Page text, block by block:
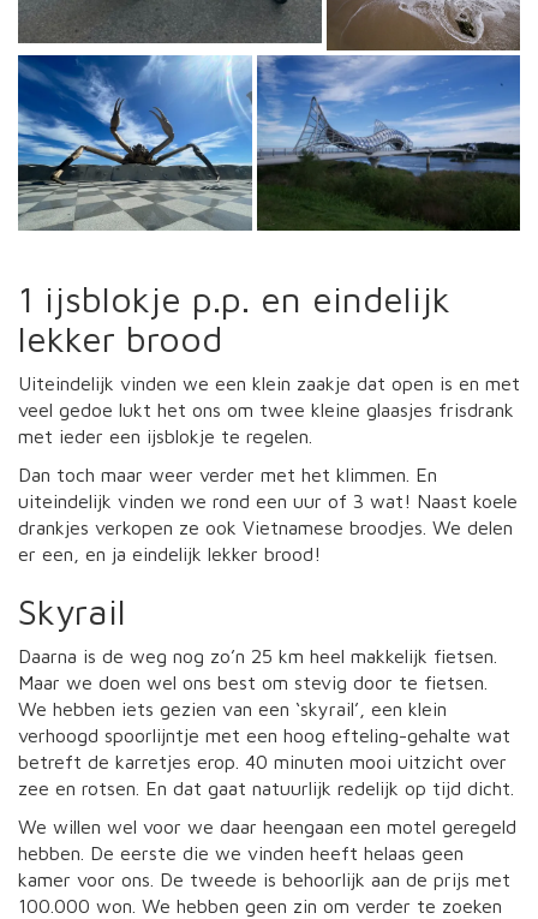
1 ijsblokje p.p. en eindelijk
lekker brood
Uiteindelijk vinden we een klein zaakje dat open is en met
veel gedoe lukt het ons om twee kleine glaasjes frisdrank
met ieder een ijsblokje te regelen.
Dan toch maar weer verder met het klimmen. En
uiteindelijk vinden we rond een uur of 3 wat! Naast koele
drankjes verkopen ze ook Vietnamese broodjes. We delen
er een, en ja eindelijk lekker brood!
Skyrail
Daarna is de weg nog zo’n 25 km heel makkelijk fietsen.
Maar we doen wel ons best om stevig door te fietsen.
We hebben iets gezien van een ‘skyrail’, een klein
verhoogd spoorlijntje met een hoog efteling-gehalte wat
betreft de karretjes erop. 40 minuten mooi uitzicht over
zee en rotsen. En dat gaat natuurlijk redelijk op tijd dicht.
We willen wel voor we daar heengaan een motel geregeld
hebben. De eerste die we vinden heeft helaas geen
kamer voor ons. De tweede is behoorlijk aan de prijs met
100.000 won. We hebben geen zin om verder te zoeken